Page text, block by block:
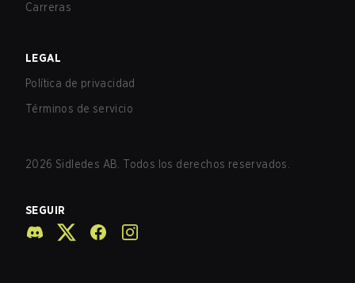
Carreras
LEGAL
Política de privacidad
Términos de servicio
2026 Sidledes AB. Todos los derechos reservados.
SEGUIR